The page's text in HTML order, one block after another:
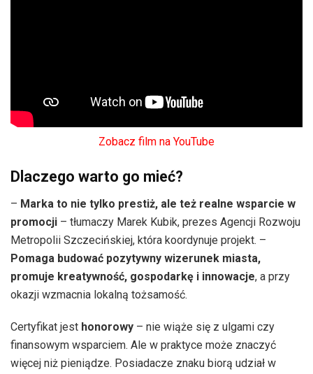
Zobacz film na YouTube
Dlaczego warto go mieć?
– Marka to nie tylko prestiż, ale też realne wsparcie w
promocji – tłumaczy Marek Kubik, prezes Agencji Rozwoju
Metropolii Szczecińskiej, która koordynuje projekt. –
Pomaga budować pozytywny wizerunek miasta,
promuje kreatywność, gospodarkę i innowacje, a przy
okazji wzmacnia lokalną tożsamość.
Certyfikat jest honorowy – nie wiąże się z ulgami czy
finansowym wsparciem. Ale w praktyce może znaczyć
więcej niż pieniądze. Posiadacze znaku biorą udział w